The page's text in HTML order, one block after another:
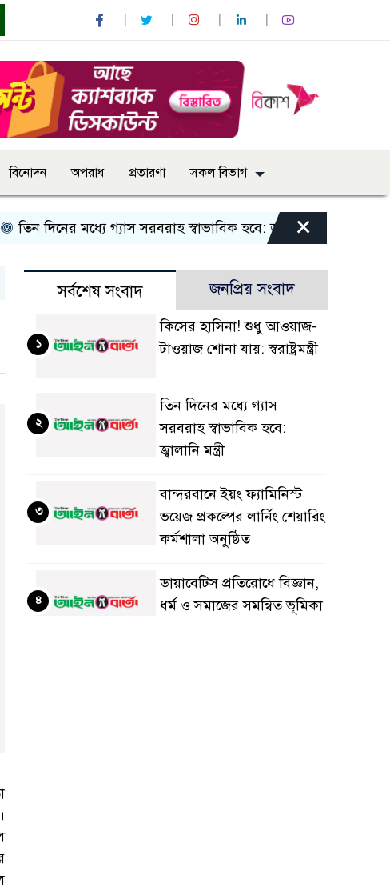
বিনোদন অপরাধ প্রতারণা সকল বিভাগ
দিনের মধ্যে গ্যাস সরবরাহ স্বাভাবিক হবে: জ্বালানি মন্ত্রী
×
সর্বশেষ সংবাদ জনপ্রিয় সংবাদ
কিসের হাসিনা! শুধু আওয়াজ-
টাওয়াজ শোনা যায়: স্বরাষ্ট্রমন্ত্রী
১
তিন দিনের মধ্যে গ্যাস
সরবরাহ স্বাভাবিক হবে:
জ্বালানি মন্ত্রী
২
বান্দরবানে ইয়ং ফ্যামিনিস্ট
ভয়েজ প্রকল্পের লার্নিং শেয়ারিং
কর্মশালা অনুষ্ঠিত
৩
ডায়াবেটিস প্রতিরোধে বিজ্ঞান,
ধর্ম ও সমাজের সমন্বিত ভূমিকা
৪